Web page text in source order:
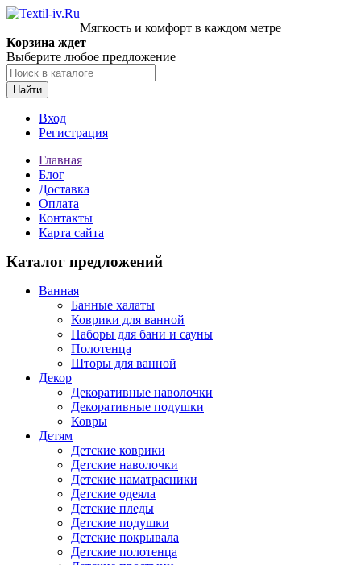
Мягкость и комфорт в каждом метре
Корзина ждет
Выберите любое предложение
Найти
Вход
Регистрация
Главная
Блог
Доставка
Оплата
Контакты
Карта сайта
Каталог предложений
Ванная
Банные халаты
Коврики для ванной
Наборы для бани и сауны
Полотенца
Шторы для ванной
Декор
Декоративные наволочки
Декоративные подушки
Ковры
Детям
Детские коврики
Детские наволочки
Детские наматрасники
Детские одеяла
Детские пледы
Детские подушки
Детские покрывала
Детские полотенца